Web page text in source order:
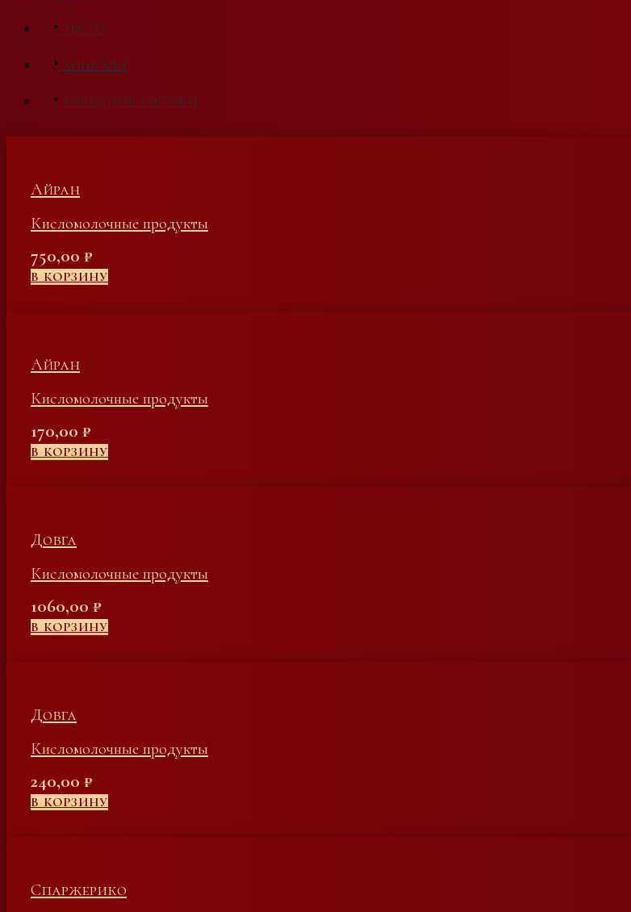
ТЕСТО
ХИНКАЛИ
ХОЛОДНЫЕ ЗАКУСКИ
Айран
Кисломолочные продукты
750,00 ₽
В КОРЗИНУ
Айран
Кисломолочные продукты
170,00 ₽
В КОРЗИНУ
Довга
Кисломолочные продукты
1060,00 ₽
В КОРЗИНУ
Довга
Кисломолочные продукты
240,00 ₽
В КОРЗИНУ
Спаржерико